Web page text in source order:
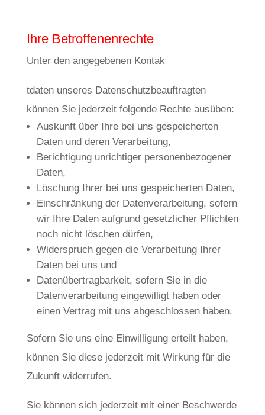
Ihre Betroffenenrechte
Unter den angegebenen Kontak
osteopathe-nyon-cabinet-monney
tdaten unseres Datenschutzbeauftragten
können Sie jederzeit folgende Rechte ausüben:
Auskunft über Ihre bei uns gespeicherten
Daten und deren Verarbeitung,
Berichtigung unrichtiger personenbezogener
Daten,
Löschung Ihrer bei uns gespeicherten Daten,
Einschränkung der Datenverarbeitung, sofern
wir Ihre Daten aufgrund gesetzlicher Pflichten
noch nicht löschen dürfen,
Widerspruch gegen die Verarbeitung Ihrer
Daten bei uns und
Datenübertragbarkeit, sofern Sie in die
Datenverarbeitung eingewilligt haben oder
einen Vertrag mit uns abgeschlossen haben.
Sofern Sie uns eine Einwilligung erteilt haben,
können Sie diese jederzeit mit Wirkung für die
Zukunft widerrufen.
Sie können sich jederzeit mit einer Beschwerde